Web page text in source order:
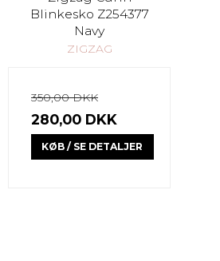
Blinkesko Z254377
Navy
ZIGZAG
350,00 DKK
280,00 DKK
KØB / SE DETALJER